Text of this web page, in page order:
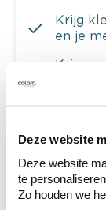
Deze website
Deze website
te personaliseren.
Zo houden we
Krijg
en je
Krijg
Ontdek